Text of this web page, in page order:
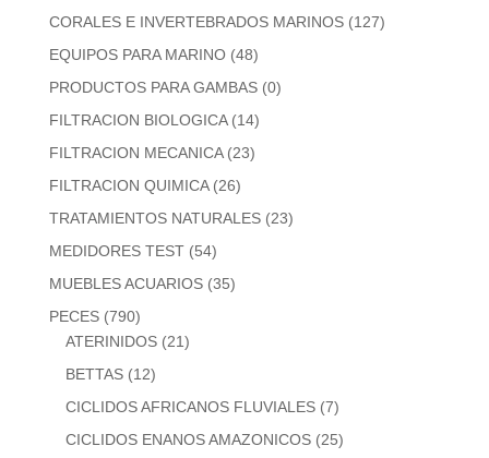
CORALES E INVERTEBRADOS MARINOS (127)
EQUIPOS PARA MARINO (48)
PRODUCTOS PARA GAMBAS (0)
FILTRACION BIOLOGICA (14)
FILTRACION MECANICA (23)
FILTRACION QUIMICA (26)
TRATAMIENTOS NATURALES (23)
MEDIDORES TEST (54)
MUEBLES ACUARIOS (35)
PECES (790)
ATERINIDOS (21)
BETTAS (12)
CICLIDOS AFRICANOS FLUVIALES (7)
CICLIDOS ENANOS AMAZONICOS (25)